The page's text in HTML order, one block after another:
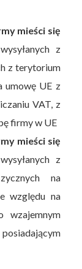
mieści się
z
z terytorium
umowę UE z
VAT, z
firmy w UE
mieści się
z
na
względu na